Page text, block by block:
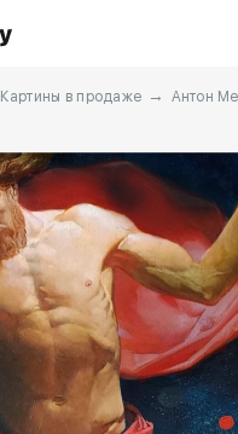
Художники
Услуги
Картины в продаже → Антон